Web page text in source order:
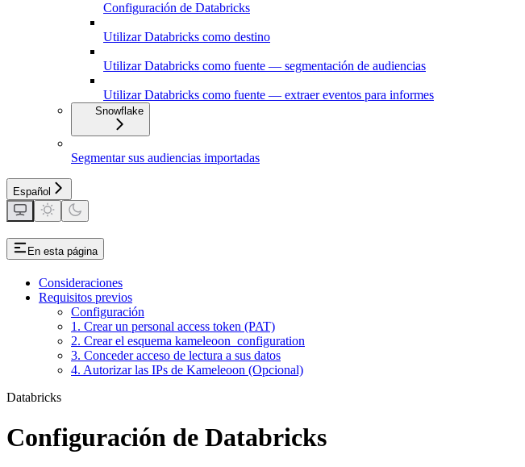
Configuración de Databricks
Utilizar Databricks como destino
Utilizar Databricks como fuente — segmentación de audiencias
Utilizar Databricks como fuente — extraer eventos para informes
Snowflake
Segmentar sus audiencias importadas
Español
En esta página
Consideraciones
Requisitos previos
Configuración
1. Crear un personal access token (PAT)
2. Crear el esquema kameleoon_configuration
3. Conceder acceso de lectura a sus datos
4. Autorizar las IPs de Kameleoon (Opcional)
Databricks
Configuración de Databricks